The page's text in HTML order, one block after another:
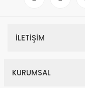
İLETİŞİM
KURUMSAL